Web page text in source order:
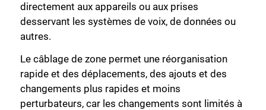
directement aux appareils ou aux prises
desservant les systèmes de voix, de données ou
autres.
Le câblage de zone permet une réorganisation
rapide et des déplacements, des ajouts et des
changements plus rapides et moins
perturbateurs, car les changements sont limités à